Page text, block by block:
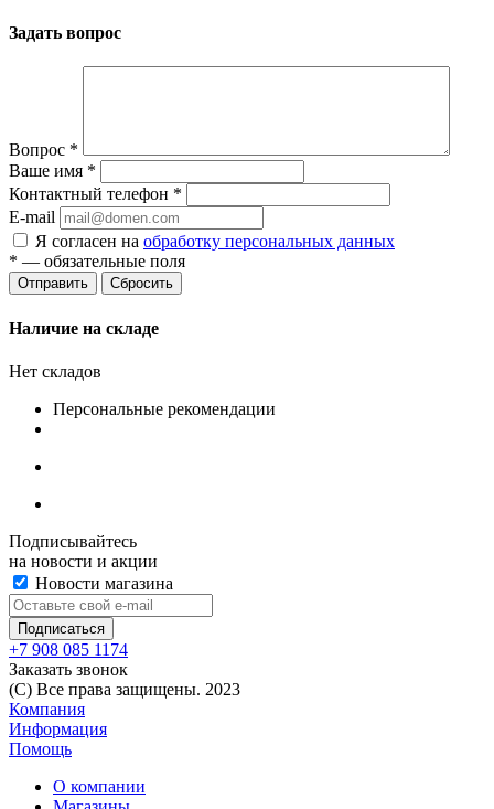
Задать вопрос
Вопрос *
Ваше имя *
Контактный телефон *
E-mail
Я согласен на обработку персональных данных
* — обязательные поля
Сбросить
Наличие на складе
Нет складов
Персональные рекомендации
Подписывайтесь
на новости и акции
Новости магазина
+7 908 085 1174
Заказать звонок
(C) Все права защищены. 2023
Компания
Информация
Помощь
О компании